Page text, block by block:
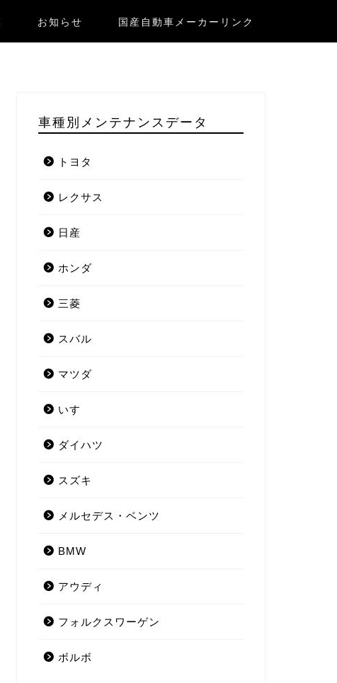
お知らせ 国産自動車メーカーリンク
車種別メンテナンスデータ
トヨタ
レクサス
日産
ホンダ
三菱
スバル
マツダ
いすゞ
ダイハツ
スズキ
メルセデス・ベンツ
BMW
アウディ
フォルクスワーゲン
ボルボ